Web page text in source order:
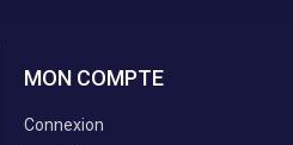
MON COMPTE
Connexion